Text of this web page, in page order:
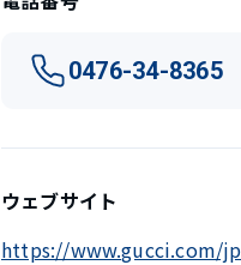
0476-34-8365
ウェブサイト
https://www.gucci.com/